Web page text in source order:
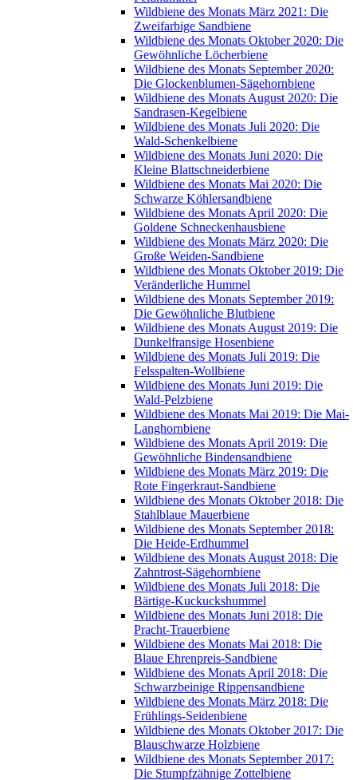
Wildbiene des Monats März 2021: Die
Zweifarbige Sandbiene
Wildbiene des Monats Oktober 2020: Die
Gewöhnliche Löcherbiene
Wildbiene des Monats September 2020:
Die Glockenblumen-Sägehornbiene
Wildbiene des Monats August 2020: Die
Sandrasen-Kegelbiene
Wildbiene des Monats Juli 2020: Die
Wald-Schenkelbiene
Wildbiene des Monats Juni 2020: Die
Kleine Blattschneiderbiene
Wildbiene des Monats Mai 2020: Die
Schwarze Köhlersandbiene
Wildbiene des Monats April 2020: Die
Goldene Schneckenhausbiene
Wildbiene des Monats März 2020: Die
Große Weiden-Sandbiene
Wildbiene des Monats Oktober 2019: Die
Veränderliche Hummel
Wildbiene des Monats September 2019:
Die Gewöhnliche Blutbiene
Wildbiene des Monats August 2019: Die
Dunkelfransige Hosenbiene
Wildbiene des Monats Juli 2019: Die
Felsspalten-Wollbiene
Wildbiene des Monats Juni 2019: Die
Wald-Pelzbiene
Wildbiene des Monats Mai 2019: Die Mai-
Langhornbiene
Wildbiene des Monats April 2019: Die
Gewöhnliche Bindensandbiene
Wildbiene des Monats März 2019: Die
Rote Fingerkraut-Sandbiene
Wildbiene des Monats Oktober 2018: Die
Stahlblaue Mauerbiene
Wildbiene des Monats September 2018:
Die Heide-Erdhummel
Wildbiene des Monats August 2018: Die
Zahntrost-Sägehornbiene
Wildbiene des Monats Juli 2018: Die
Bärtige-Kuckuckshummel
Wildbiene des Monats Juni 2018: Die
Pracht-Trauerbiene
Wildbiene des Monats Mai 2018: Die
Blaue Ehrenpreis-Sandbiene
Wildbiene des Monats April 2018: Die
Schwarzbeinige Rippensandbiene
Wildbiene des Monats März 2018: Die
Frühlings-Seidenbiene
Wildbiene des Monats Oktober 2017: Die
Blauschwarze Holzbiene
Wildbiene des Monats September 2017:
Die Stumpfzähnige Zottelbiene